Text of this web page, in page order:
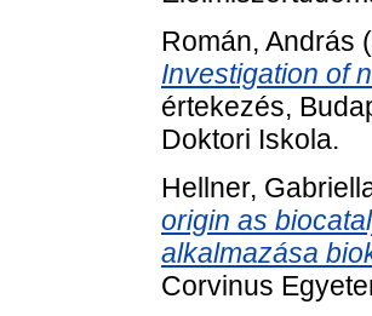
Román, András
Investigation of
értekezés,
Doktori Iskola.
Hellner,
origin as
alkalmazása
Corvinus